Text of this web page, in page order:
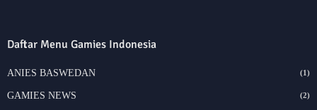
Daftar Menu Gamies Indonesia
ANIES BASWEDAN (1)
GAMIES NEWS (2)